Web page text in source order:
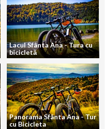
Lacul Sfânta Ana - Tura cu
bicicletă
Panorama Sfânta Ana - Tur
cu Bicicleta